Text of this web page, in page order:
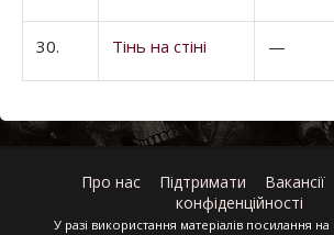
30. Тінь на стіні —
Про нас Підтримати Вакансії
конфіденційності
У разі використання матеріалів посилання